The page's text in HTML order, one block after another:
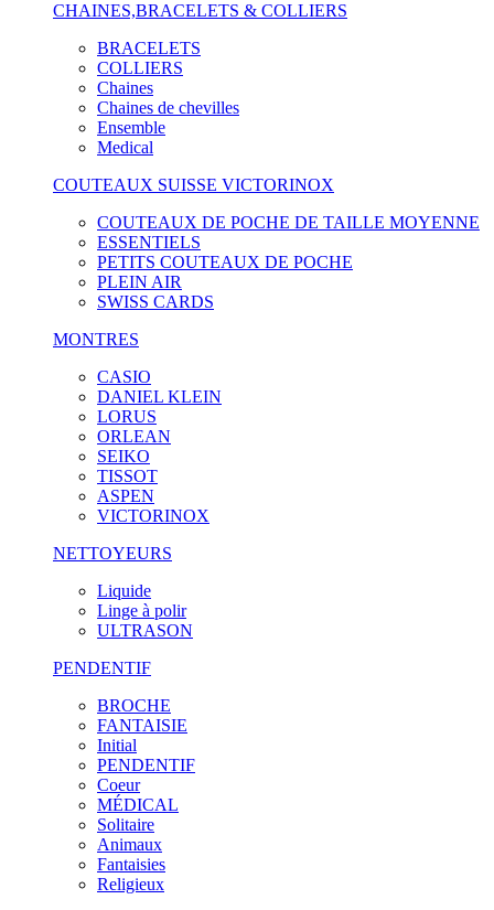
CHAINES,BRACELETS & COLLIERS
BRACELETS
COLLIERS
Chaines
Chaines de chevilles
Ensemble
Medical
COUTEAUX SUISSE VICTORINOX
COUTEAUX DE POCHE DE TAILLE MOYENNE
ESSENTIELS
PETITS COUTEAUX DE POCHE
PLEIN AIR
SWISS CARDS
MONTRES
CASIO
DANIEL KLEIN
LORUS
ORLEAN
SEIKO
TISSOT
ASPEN
VICTORINOX
NETTOYEURS
Liquide
Linge à polir
ULTRASON
PENDENTIF
BROCHE
FANTAISIE
Initial
PENDENTIF
Coeur
MÉDICAL
Solitaire
Animaux
Fantaisies
Religieux